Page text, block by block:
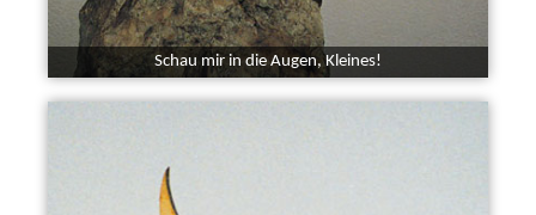
Schau mir in die Augen, Kleines!